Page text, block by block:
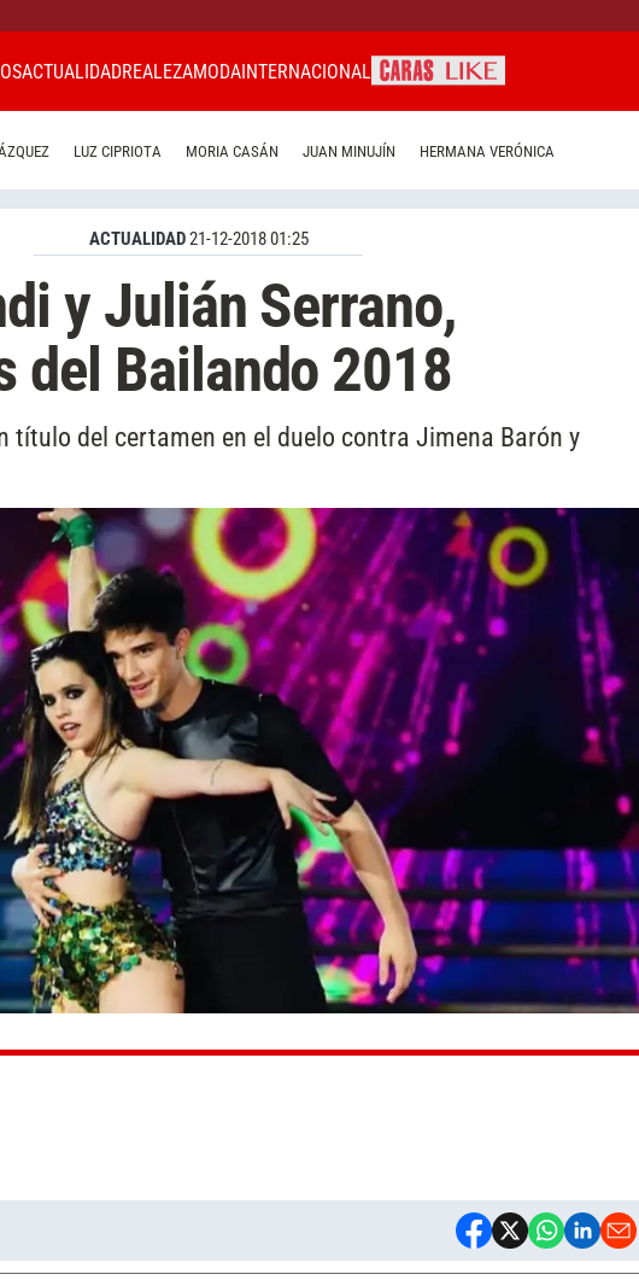
ACTUALIDADREALEZAMODAINTERNACIONAL
LUZ CIPRIOTA MORIA CASÁN JUAN MINUJÍN HERMANA VERÓNICA
ACTUALIDAD21-12-2018 01:25
y Julián Serrano,
del Bailando 2018
título del certamen en el duelo contra Jimena Barón y